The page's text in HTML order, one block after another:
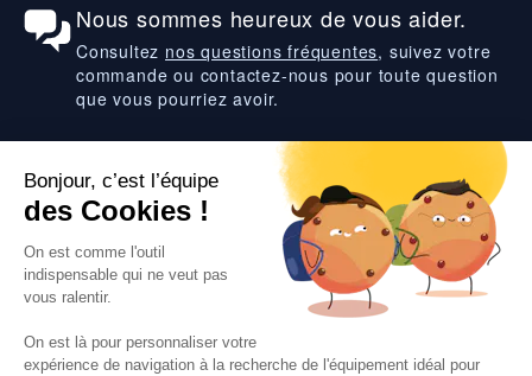
Nous sommes heureux de vous aider.
Consultez nos questions fréquentes, suivez votre
commande ou contactez-nous pour toute question
que vous pourriez avoir.
Suivez-nous
VOS SERVICES